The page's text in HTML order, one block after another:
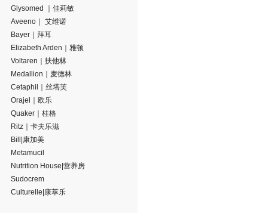
Glysomed ｜佳莉敏
Aveeno｜ 艾维诺
Bayer｜拜耳
Elizabeth Arden｜雅顿
Voltaren｜扶他林
Medallion｜麦德林
Cetaphil｜丝塔芙
Orajel｜欧乐
Quaker｜桂格
Ritz｜卡夫乐滋
Bill|康加美
Metamucil
Nutrition House|营养房
Sudocrem
Culturelle|康萃乐